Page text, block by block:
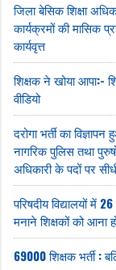
जिला बेसिक शिक्षा
कार्यक्रमों की मासिक
कार्यवृत्त
शिक्षक ने खोया आपा:-
वीडियो
दरोगा भर्ती का
नागरिक पुलिस तथा
अधिकारी के पदों पर
परिषदीय विद्यालयों
मनाने शिक्षकों को आना
69000 शिक्षक भर्ती :